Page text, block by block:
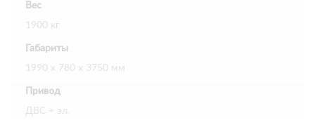
Вес
1900 кг
Габариты
1990 х 780 х 3750 мм
Привод
ДВС + эл.